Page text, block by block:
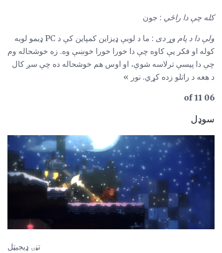
کله چې دا راځي : جون
ولې دا د پام وړ دی
: ما د لوبې ډیزاین کمپاین کې د PC ډیمو لوبه
کوله او فکر یې کاوه چې دا خورا خورا خوښې وه. زه خوشحاله وم
چې دا پیسې ترلاسه شوې، او اوس هم خوشحاله ده چې سږ کال
د هغه د راتلو زده کړي. نور »
06 of 11
سوډل
تڼۍ ډیجیټل